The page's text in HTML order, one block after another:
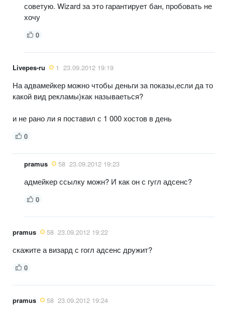
советую. Wizard за это гарантирует бан, пробовать не
хочу
0
Livepes-ru 1 23.09.2012 19:19
На адвамейкер можно чтобы деньги за показы,если да то
какой вид рекламы)как называеться?
и не рано ли я поставил с 1 000 хостов в день
0
pramus 58 23.09.2012 19:23
адмейкер ссылку можн? И как он с гугл адсенс?
0
pramus 58 23.09.2012 19:22
скажите а визард с гогл адсенс дружит?
0
pramus 58 23.09.2012 19:24